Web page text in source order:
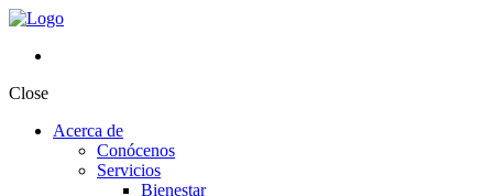
Close
Acerca de
Conócenos
Servicios
Bienestar